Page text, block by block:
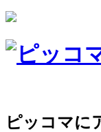
ピッコマに